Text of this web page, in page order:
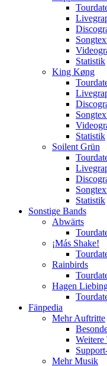
Statistik
King Køng
Statistik
Soilent Grün
Statistik
Sonstige Bands
Abwärts
¡Más Shake!
Rainbirds
Hagen
Fänpedia
Mehr Auftritte
Weitere
Mehr Musik